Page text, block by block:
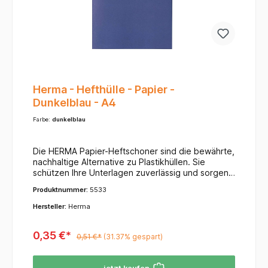
Herma - Hefthülle - Papier -
Dunkelblau - A4
Farbe: dunkelblau
Die HERMA Papier-Heftschoner sind die bewährte,
nachhaltige Alternative zu Plastikhüllen. Sie
schützen Ihre Unterlagen zuverlässig und sorgen
Farbauswahl und des praktischen
Beschriftungsfeldes bleiben Ihre Hefte stets
100 % Recyclingpapier oder Altpapier gefertigt,
Büroalltag. Einige Varianten haben eine Grammatur
Produktnummer: 5533
Hersteller: Herma
0,35 €* 0,51 €* (31.37% gespart)